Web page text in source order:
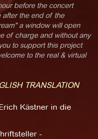
before the concert
after the end of the
a window will open
of charge and without any
to support this project
to the real & virtual
TRANSLATION
Kästner in die
-